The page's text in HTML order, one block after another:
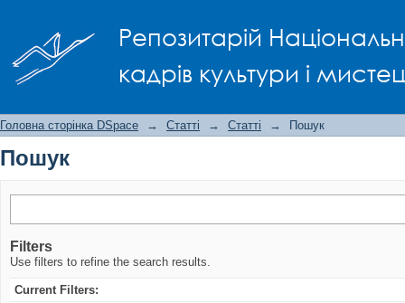
Репозитарій
кадрів культури і
Головна сторінка DSpace → Статті → Статті → Пошук
Пошук
Filters
Use filters to refine the search results.
Current Filters: